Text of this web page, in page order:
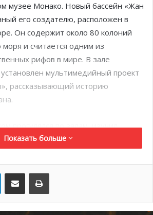
музее Монако. Новый бассейн «Жан
его создателю, расположен в
Он содержит около 80 колоний
моря и считается одним из
рифов в мире. В зале
мультимедийный проект
рассказывающий историю
прогулялся по залам, изучил
с сотрудниками. В завершение
поддерживающих миссию музея по
премии «Slow
Показать больше
LinkedInПоделиться по электронной почте Распечатать